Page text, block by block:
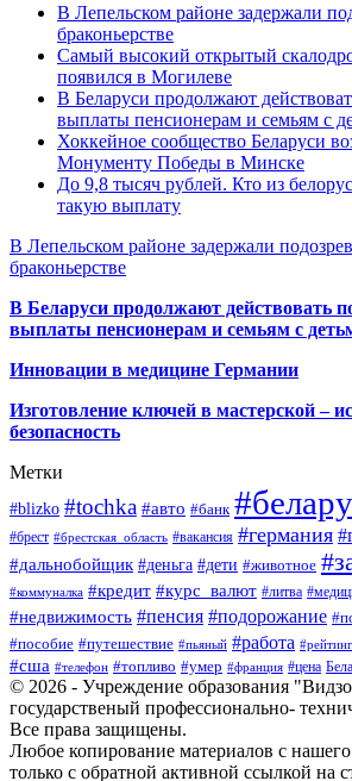
В Лепельском районе задержали
браконьерстве
Самый высокий открытый
появился в Могилеве
В Беларуси продолжают
выплаты пенсионерам и семьям с
Хоккейное сообщество Беларуси
Монументу Победы в Минске
До 9,8 тысяч рублей. Кто из
такую выплату
В Лепельском районе задержали
браконьерстве
В Беларуси продолжают действовать
выплаты пенсионерам и семьям с
Инновации в медицине Германии
Изготовление ключей в мастерской –
безопасность
Метки
#blizko #tochka #авто #банк
#брест #брестская_область #вакансия #германия
#дальнобойщик #деньга #дети #животное
#коммуналка #кредит #курс_валют #литва
#недвижимость #пенсия #подорожание
#пособие #путешествие #пьяный #работа #рейтинг
#сша #телефон #топливо #умер #франция #цена
© 2026 - Учреждение образования
государственый профессионально-
Все права защищены.
Любое копирование материалов с нашего
только с обратной активной ссылкой на